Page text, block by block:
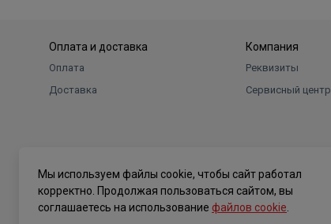
Оплата и доставка
Оплата
Доставка
Компания
Реквизиты
Сервисный центр
Мы используем файлы cookie, чтобы сайт работал
корректно. Продолжая пользоваться сайтом, вы
соглашаетесь на использование файлов cookie